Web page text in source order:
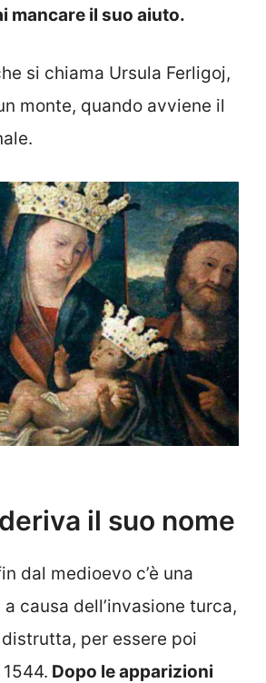
mancare il suo aiuto.
si chiama Ursula Ferligoj,
monte, quando avviene il
il suo nome
dal medioevo c’è una
causa dell’invasione turca,
per essere poi
Dopo le apparizioni